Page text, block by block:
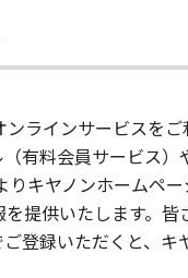
ンラインサービスを
有料会員サービス
りキヤノンホームペ
提供いたします。
登録いただくと、